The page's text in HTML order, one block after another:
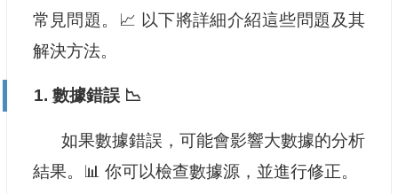
常見問題。📈 以下將詳細介紹這些問題及其
解決方法。
1. 數據錯誤 📉
如果數據錯誤，可能會影響大數據的分析
結果。📊 你可以檢查數據源，並進行修正。